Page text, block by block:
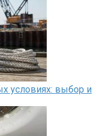
условиях: выбор и